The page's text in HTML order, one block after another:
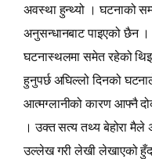
अवस्था हुन्थ्यो । घटनाको
अनुसन्धानबाट पाइएको छैन
घटनास्थलमा समेत रहेको
हुनुपर्छ अघिल्लो दिनको
आत्मग्लानीको कारण आफ्नै
। उक्त सत्य तथ्य बेहोरा मैले
उल्लेख गरी लेखी लेखाएको हुँदा